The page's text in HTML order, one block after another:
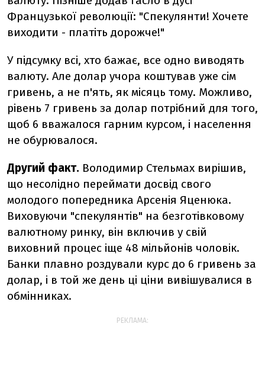
Французької революції: "Спекулянти! Хочете
виходити - платіть дорожче!"
У підсумку всі, хто бажає, все одно виводять
валюту. Але долар учора коштував уже сім
гривень, а не п'ять, як місяць тому. Можливо,
рівень 7 гривень за долар потрібний для того,
щоб 6 вважалося гарним курсом, і населення
не обурювалося.
Другий факт. Володимир Стельмах вирішив,
що несолідно переймати досвід свого
молодого попередника Арсенія Яценюка.
Виховуючи "спекулянтів" на безготівковому
валютному ринку, він включив у свій
виховний процес іще 48 мільйонів чоловік.
Банки плавно роздували курс до 6 гривень за
долар, і в той же день ці ціни вивішувалися в
обмінниках.
РЕКЛАМА: